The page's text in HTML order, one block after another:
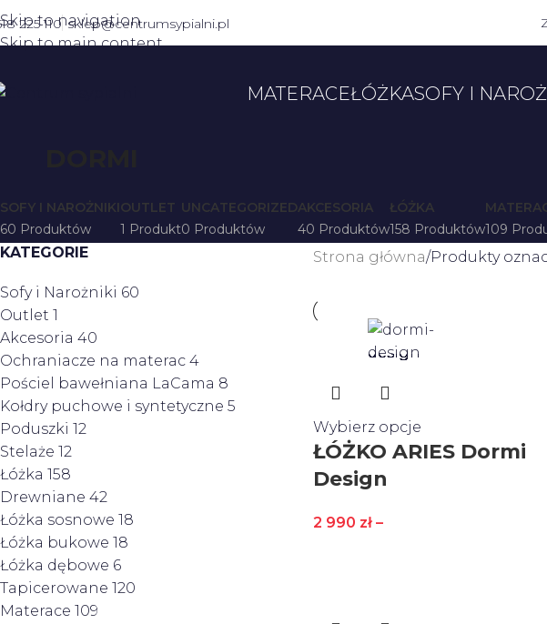
Skip to navigation
Skip to main content
225 110 sklep@centrumsypialni.pl
MATERACEŁÓŻKASOFY I
SOFY I NAROŻNIKI
60 Produktów
OUTLET
1 Produkt
UNCATEGORIZED
0 Produktów
AKCESORIA
40 Produktów
ŁÓŻKA
158 Produktów109
KATEGORIE
Sofy i Narożniki 60
Outlet 1
Akcesoria 40
Ochraniacze na materac 4
Pościel bawełniana LaCama 8
Kołdry puchowe i syntetyczne 5
Poduszki 12
Stelaże 12
Łóżka 158
Drewniane 42
Łóżka sosnowe 18
Łóżka bukowe 18
Łóżka dębowe 6
Tapicerowane 120
Materace 109
Strona główna Produkty
Wybierz opcje
ŁÓŻKO ARIES Dormi
Design
2 990 zł –